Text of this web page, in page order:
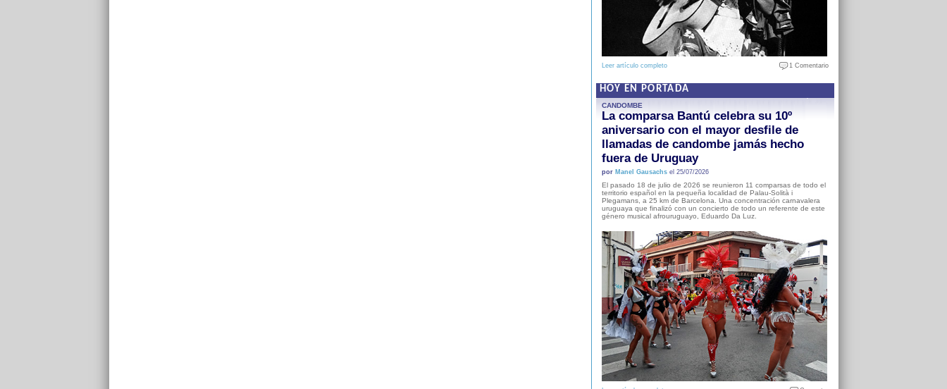
Leer artículo completo 1 Comentario
HOY EN PORTADA
CANDOMBE
La comparsa Bantú celebra su 10º
aniversario con el mayor desfile de
llamadas de candombe jamás hecho
fuera de Uruguay
por Manel Gausachsel 25/07/2026
El pasado 18 de julio de 2026 se reunieron 11 comparsas de todo el
territorio español en la pequeña localidad de Palau-Solità i
Plegamans, a 25 km de Barcelona. Una concentración carnavalera
uruguaya que finalizó con un concierto de todo un referente de este
género musical afrouruguayo, Eduardo Da Luz.